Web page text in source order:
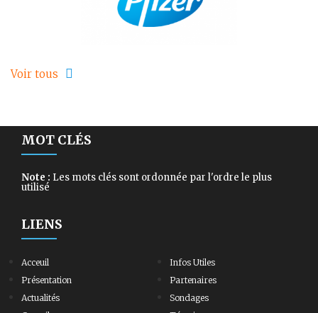
Voir tous
MOT CLÉS
Note : Les mots clés sont ordonnée par l'ordre le plus
utilisé
LIENS
Acceuil
Présentation
Actualités
Infos Utiles
Partenaires
Sondages